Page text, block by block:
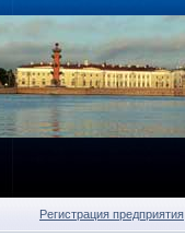
Регистрация предприятия